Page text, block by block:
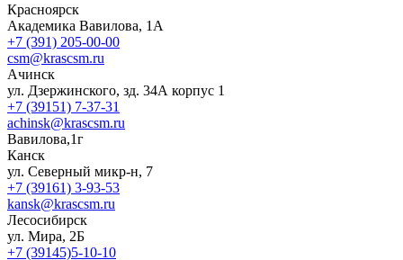
Красноярск
Академика Вавилова, 1А
+7 (391) 205-00-00
csm@krascsm.ru
Ачинск
ул. Дзержинского, зд. 34А корпус 1
+7 (39151) 7-37-31
achinsk@krascsm.ru
Вавилова,1г
Канск
ул. Северный микр-н, 7
+7 (39161) 3-93-53
kansk@krascsm.ru
Лесосибирск
ул. Мира, 2Б
+7 (39145)5-10-10